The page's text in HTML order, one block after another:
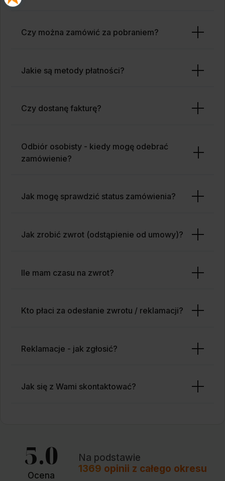
Czy można zamówić za pobraniem?
Jakie są metody płatności?
Czy dostanę fakturę?
Odbiór osobisty - kiedy mogę odebrać
zamówienie?
Jak mogę sprawdzić status zamówienia?
Jak zrobić zwrot (odstąpienie od umowy)?
Ile mam czasu na zwrot?
Kto płaci za odesłanie zwrotu / reklamacji?
Reklamacje - jak zgłosić?
Jak się z Wami skontaktować?
5.0
Ocena
Na podstawie
1369 opinii z całego okresu